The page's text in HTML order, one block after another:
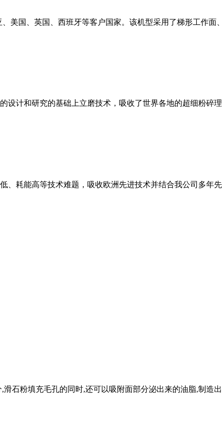
美国、英国、西班牙等客户国家。该机型采用了梯形工作
设计和研究的基础上立磨技术，吸收了世界各地的超细粉碎
、耗能高等技术难题，吸收欧洲先进技术并结合我公司多年
石粉填充毛孔的同时,还可以吸附面部分泌出来的油脂,制造